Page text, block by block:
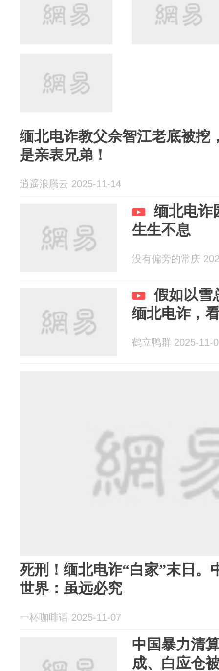
缅北电诈教父佘智江老底被挖
是亲表兄弟！
逍遥浪腾云 2025-11-14
缅北电诈
生生不息
没有偏旁的常庆
假如以雪
缅北电诈，
鹤立鸭群 2025-11-
死刑！缅北电诈“白家”末日。
世界：虽远必究
一杯咖啡语 2025-11-07
中国暴力清
成、白应仓